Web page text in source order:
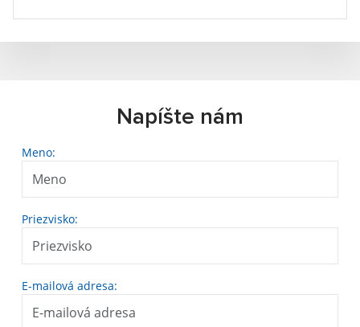
Napíšte nám
Meno:
Priezvisko:
E-mailová adresa: